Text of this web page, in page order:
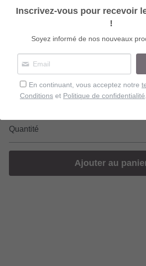
Rechercher
40,00 €
Impression sur papier d'Art
Format A3
Série limitée
Quantité
Ajouter au
Inscrivez-vous pour recevoir
!
Soyez informé de nos nouveaux
En continuant, vous acceptez notre
Conditions et Politique de confidentialité